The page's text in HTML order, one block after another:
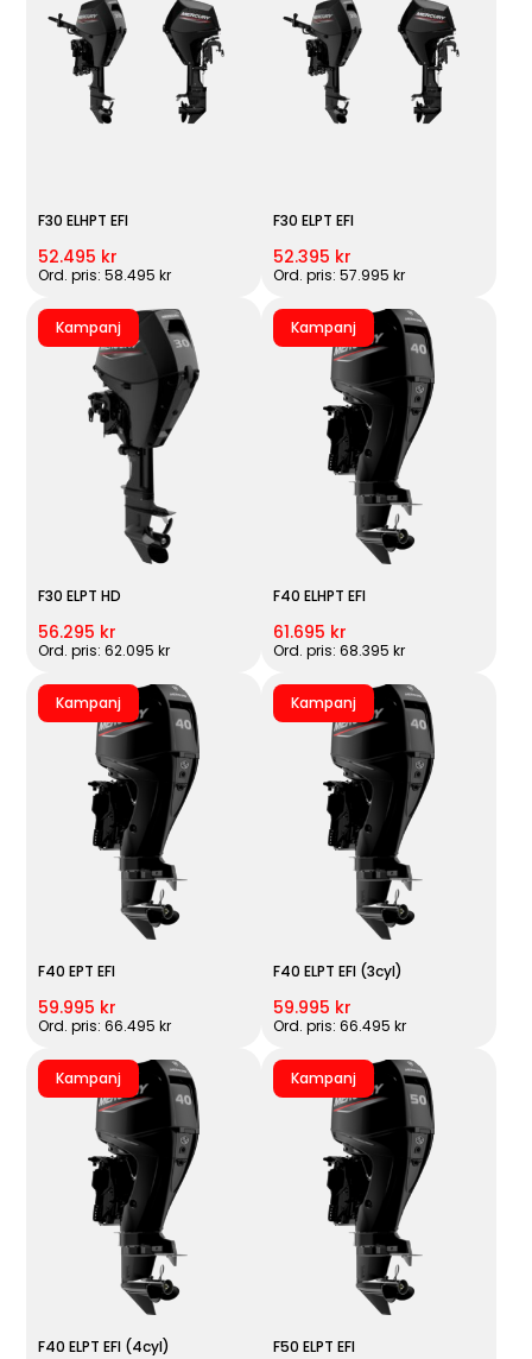
F30 ELHPT EFI
52.495 kr
Ord. pris: 58.495 kr
F30 ELPT EFI
52.395 kr
Ord. pris: 57.995 kr
Kampanj
F30 ELPT HD
56.295 kr
Ord. pris: 62.095 kr
Kampanj
F40 ELHPT EFI
61.695 kr
Ord. pris: 68.395 kr
Kampanj
F40 EPT EFI
59.995 kr
Ord. pris: 66.495 kr
Kampanj
F40 ELPT EFI (3cyl)
59.995 kr
Ord. pris: 66.495 kr
Kampanj
F40 ELPT EFI (4cyl)
Kampanj
F50 ELPT EFI